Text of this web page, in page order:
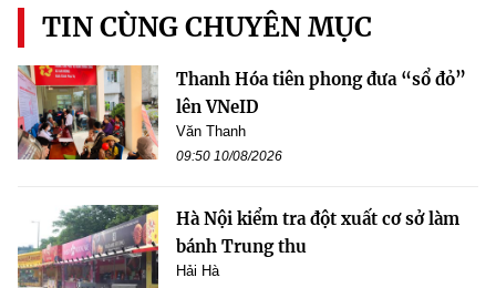
TIN CÙNG CHUYÊN MỤC
Thanh Hóa tiên phong đưa “sổ đỏ”
lên VNeID
Văn Thanh
09:50 10/08/2026
Hà Nội kiểm tra đột xuất cơ sở làm
bánh Trung thu
Hải Hà